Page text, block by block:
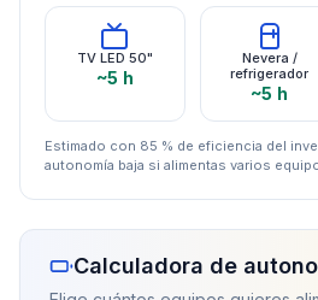
TV LED 50"
~5 h
Nevera /
refrigerador
~5 h
Estimado con 85 % de eficiencia del
autonomía baja si alimentas varios
Calculadora de